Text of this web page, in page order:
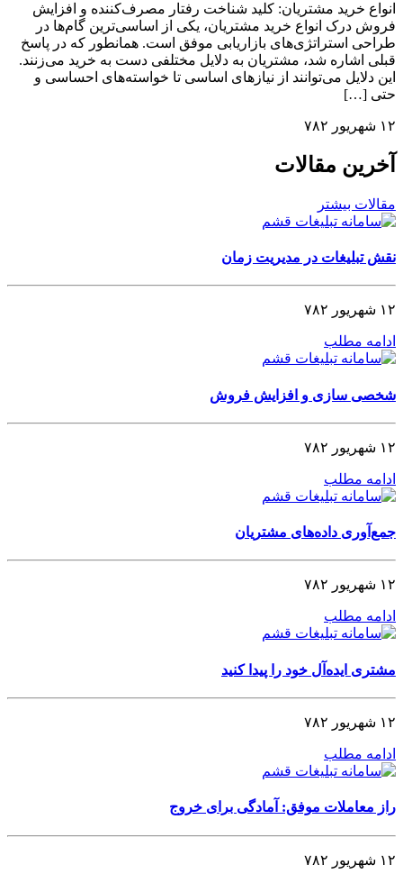
انواع خرید مشتریان: کلید شناخت رفتار مصرف‌کننده و افزایش
فروش درک انواع خرید مشتریان، یکی از اساسی‌ترین گام‌ها در
طراحی استراتژی‌های بازاریابی موفق است. همانطور که در پاسخ
قبلی اشاره شد، مشتریان به دلایل مختلفی دست به خرید می‌زنند.
این دلایل می‌توانند از نیازهای اساسی تا خواسته‌های احساسی و
حتی […]
۱۲ شهریور ۷۸۲
آخرین مقالات
مقالات بیشتر
نقش تبلیغات در مدیریت زمان
۱۲ شهریور ۷۸۲
ادامه مطلب
شخصی‌ سازی و افزایش فروش
۱۲ شهریور ۷۸۲
ادامه مطلب
جمع‌آوری داده‌های مشتریان
۱۲ شهریور ۷۸۲
ادامه مطلب
مشتری ایده‌آل خود را پیدا کنید
۱۲ شهریور ۷۸۲
ادامه مطلب
راز معاملات موفق: آمادگی برای خروج
۱۲ شهریور ۷۸۲